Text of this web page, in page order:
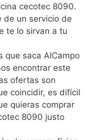
cecotec 8090.
de un servicio de
te lo sirvan a tu
que saca AlCampo
encontrar este
ofertas son
coincidir, es difícil
quieras comprar
8090 justo